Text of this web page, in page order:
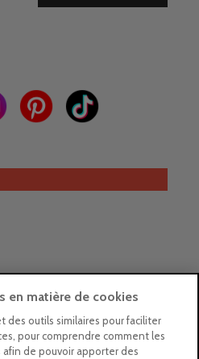
en matière de cookies
des outils similaires pour faciliter
pour comprendre comment les
de pouvoir apporter des